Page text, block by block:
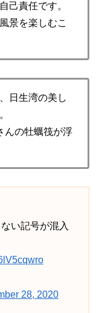
己責任です。
景を楽しむこ
日生湾の美し
んの牡蠣筏が浮
い記号が混入
28, 2020